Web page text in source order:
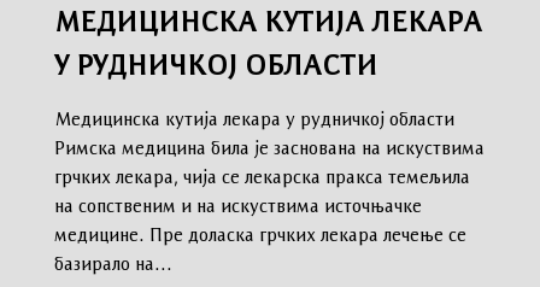
МЕДИЦИНСКА КУТИЈА ЛЕКАРА
У РУДНИЧКОЈ ОБЛАСТИ
Медицинска кутија лекара у рудничкој области
Римска медицина била је заснована на искуствима
грчких лекара, чија се лекарска пракса темељила
на сопственим и на искуствима источњачке
медицине. Пре доласка грчких лекара лечење се
базирало на…